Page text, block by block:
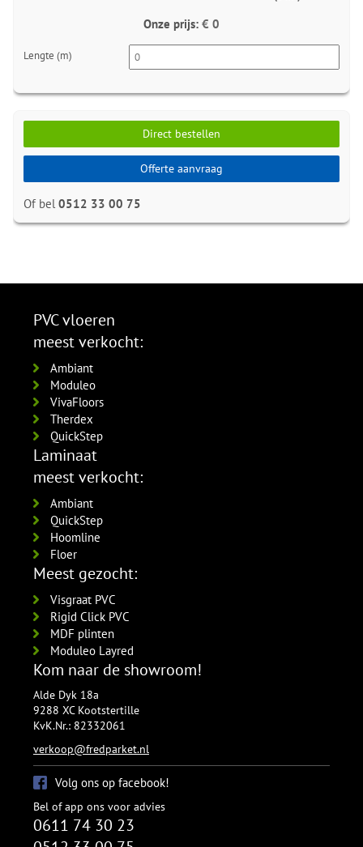
Onze prijs: € 0
Lengte (m)
Direct bestellen
Offerte aanvraag
Of bel 0512 33 00 75
PVC vloeren
meest verkocht:
Ambiant
Moduleo
VivaFloors
Therdex
QuickStep
Laminaat
meest verkocht:
Ambiant
QuickStep
Hoomline
Floer
Meest gezocht:
Visgraat PVC
Rigid Click PVC
MDF plinten
Moduleo Layred
Kom naar de showroom!
Alde Dyk 18a
9288 XC Kootstertille
KvK.Nr.: 82332061
verkoop@fredparket.nl
Volg ons op facebook!
Bel of app ons voor advies
0611 74 30 23